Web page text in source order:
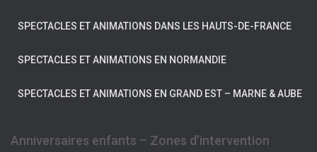
SPECTACLES ET ANIMATIONS DANS LES HAUTS-DE-FRANCE
SPECTACLES ET ANIMATIONS EN NORMANDIE
SPECTACLES ET ANIMATIONS EN GRAND EST – MARNE & AUBE
Anniversaires enfants – Zones d’intervention